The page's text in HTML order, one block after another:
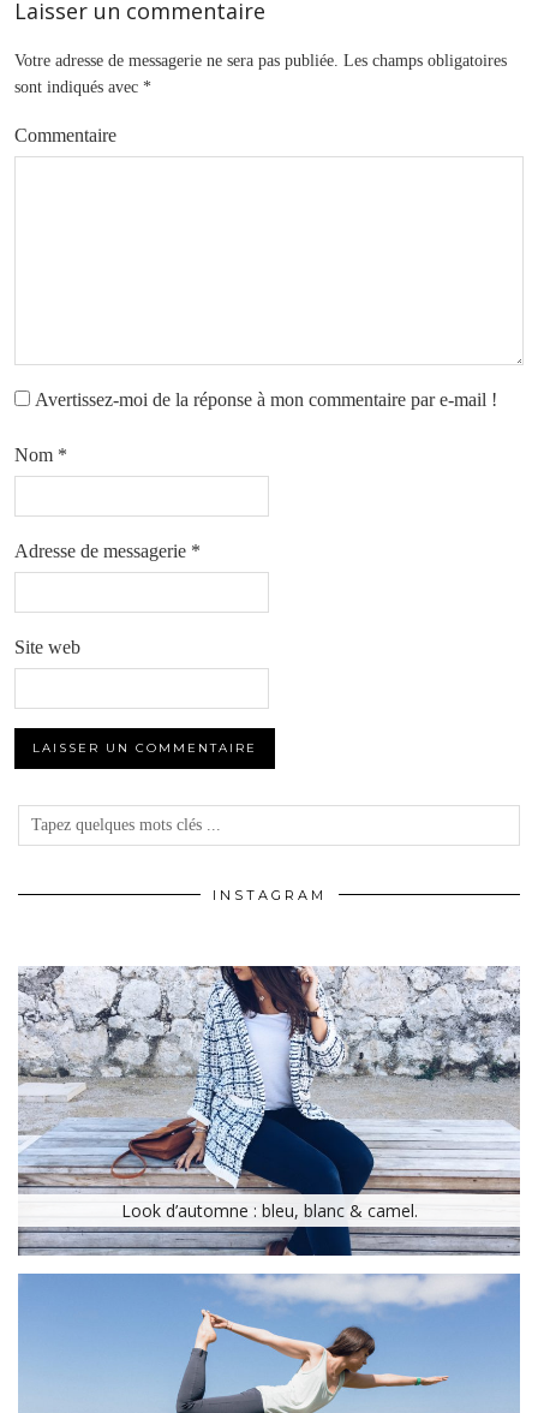
Laisser un commentaire
Votre adresse de messagerie ne sera pas publiée. Les champs obligatoires
sont indiqués avec *
Commentaire
Avertissez-moi de la réponse à mon commentaire par e-mail !
Nom *
Adresse de messagerie *
Site web
INSTAGRAM
Look d’automne : bleu, blanc & camel.